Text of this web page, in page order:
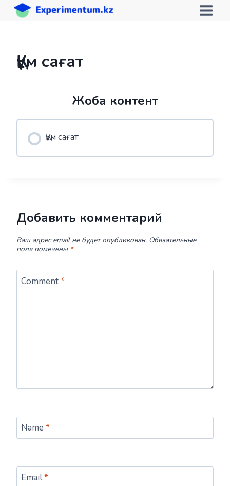
Skip
Құм сағат
Жоба контент
Құм сағат
Добавить комментарий
Ваш адрес email не будет опубликован. Обязательные
поля помечены *
Comment*
Name *
Email*